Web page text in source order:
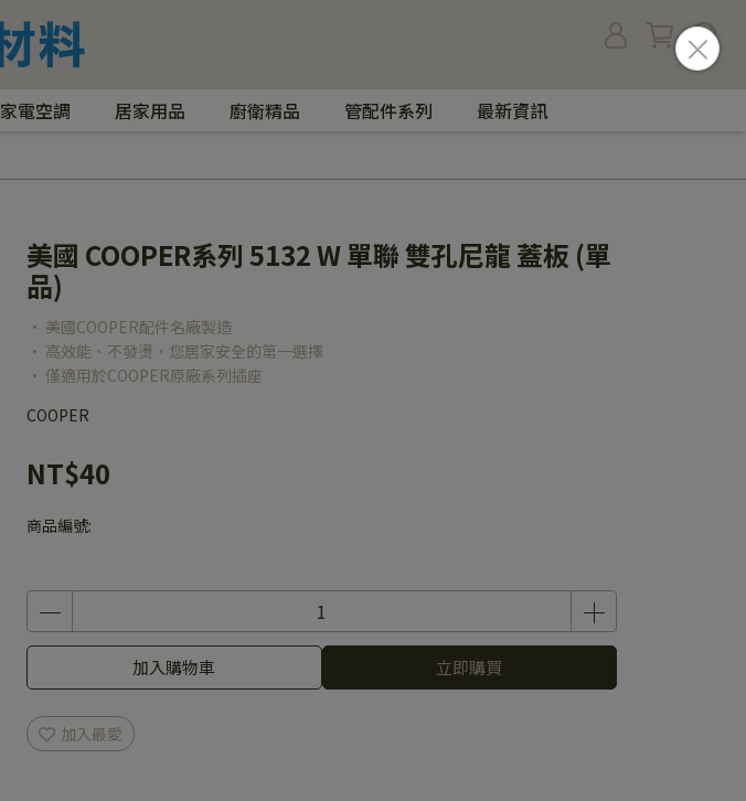
家電空調 居家用品 廚衛精品 管配件系列 最新資訊
美國 COOPER系列 5132 W 單聯 雙孔尼龍 蓋板 (單
品)
• 美國COOPER配件名廠製造
• 高效能、不發燙，您居家安全的第一選擇
• 僅適用於COOPER原廠系列插座
COOPER
NT$40
商品編號:
加入購物車 立即購買
加入最愛